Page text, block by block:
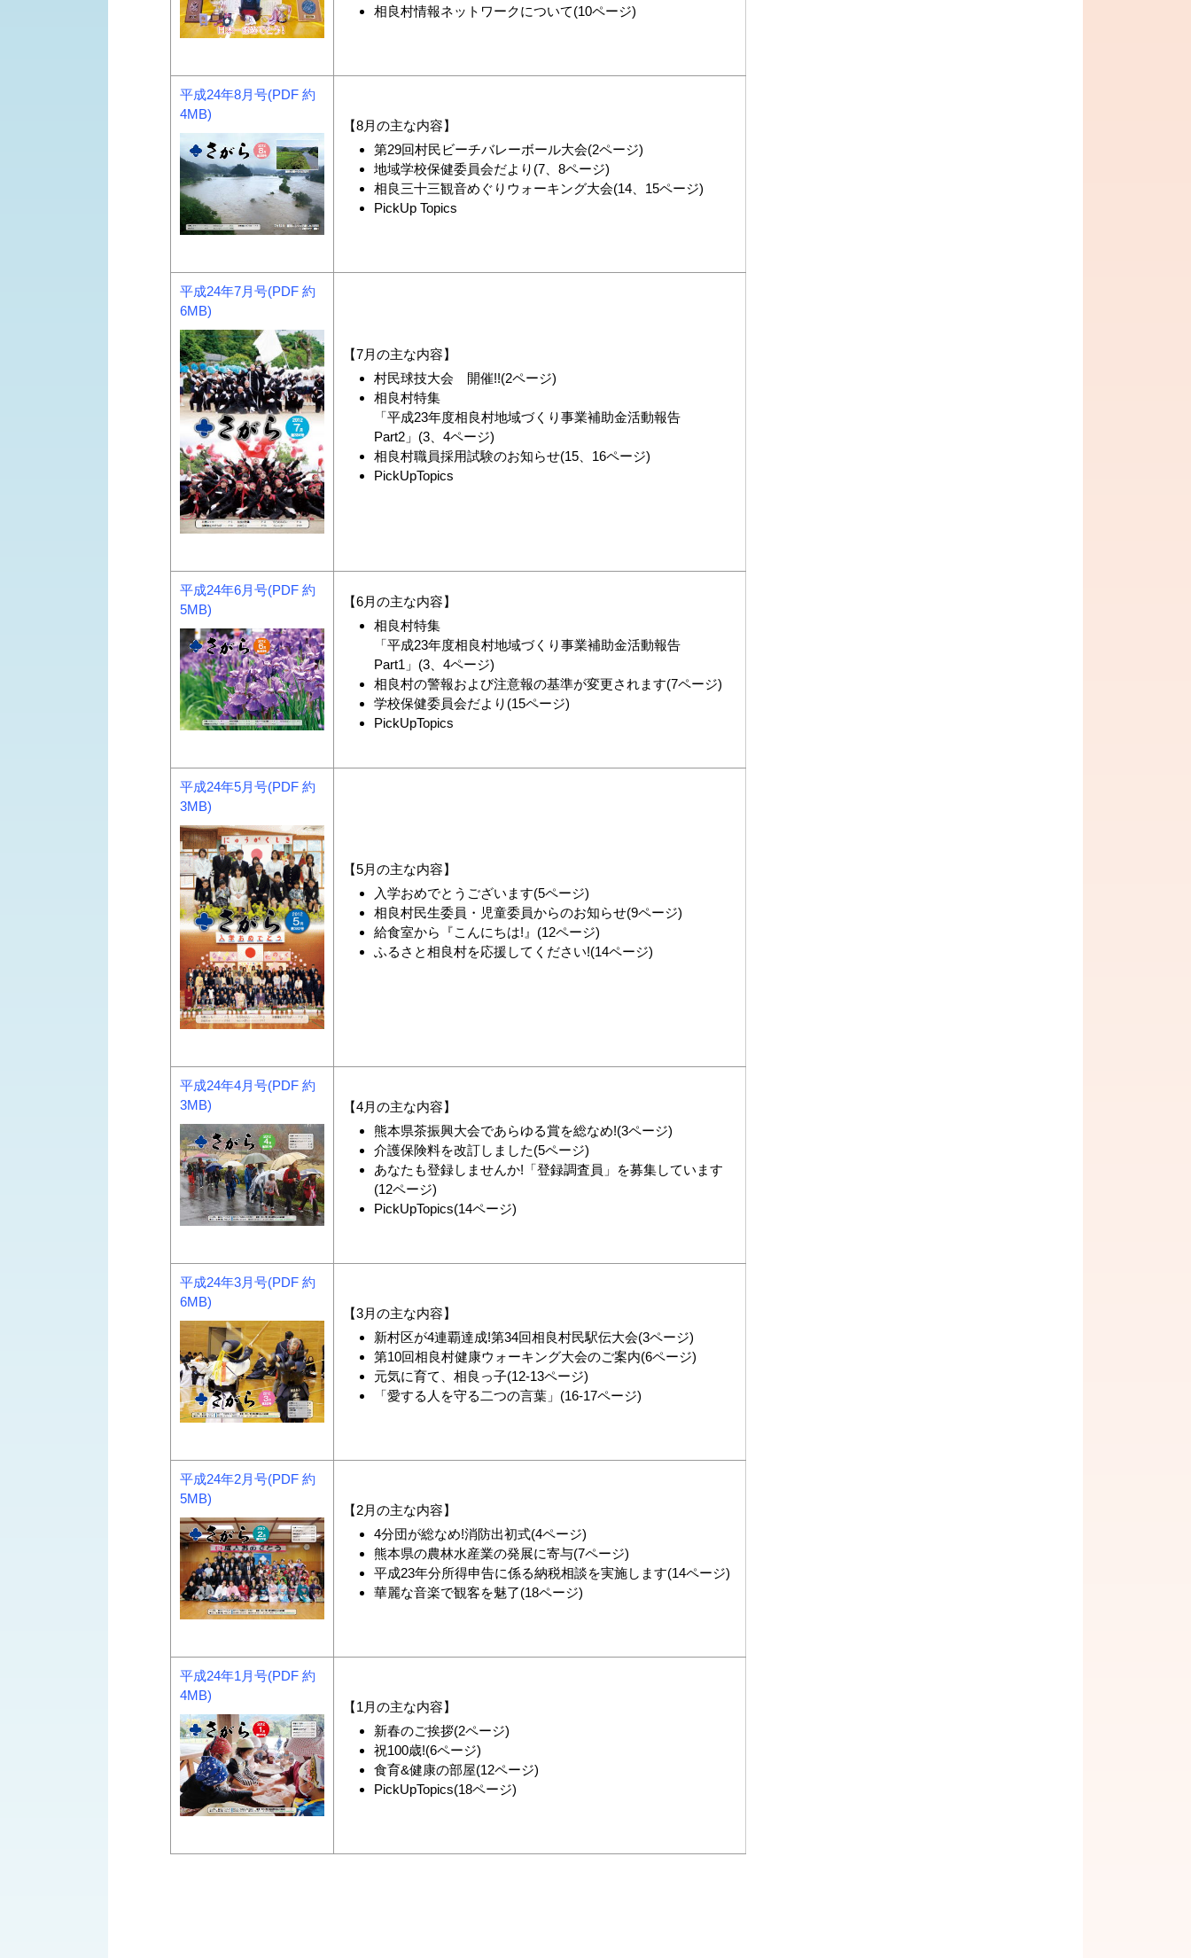
相良村情報ネットワークについて(10ページ)
平成24年8月号(PDF 約
4MB)
【8月の主な内容】
第29回村民ビーチバレーボール大会(2ページ)
地域学校保健委員会だより(7、8ページ)
相良三十三観音めぐりウォーキング大会(14、15ページ)
PickUp Topics
平成24年7月号(PDF 約
6MB)
【7月の主な内容】
村民球技大会 開催!!(2ページ)
相良村特集
「平成23年度相良村地域づくり事業補助金活動報告
Part2」(3、4ページ)
相良村職員採用試験のお知らせ(15、16ページ)
PickUpTopics
平成24年6月号(PDF 約
5MB)
【6月の主な内容】
相良村特集
「平成23年度相良村地域づくり事業補助金活動報告
Part1」(3、4ページ)
相良村の警報および注意報の基準が変更されます(7ページ)
学校保健委員会だより(15ページ)
PickUpTopics
平成24年5月号(PDF 約
3MB)
【5月の主な内容】
入学おめでとうございます(5ページ)
相良村民生委員・児童委員からのお知らせ(9ページ)
給食室から『こんにちは!』(12ページ)
ふるさと相良村を応援してください!(14ページ)
平成24年4月号(PDF 約
3MB)
【4月の主な内容】
熊本県茶振興大会であらゆる賞を総なめ!(3ページ)
介護保険料を改訂しました(5ページ)
あなたも登録しませんか!「登録調査員」を募集しています
(12ページ)
PickUpTopics(14ページ)
平成24年3月号(PDF 約
6MB)
【3月の主な内容】
新村区が4連覇達成!第34回相良村民駅伝大会(3ページ)
第10回相良村健康ウォーキング大会のご案内(6ページ)
元気に育て、相良っ子(12-13ページ)
「愛する人を守る二つの言葉」(16-17ページ)
平成24年2月号(PDF 約
5MB)
【2月の主な内容】
4分団が総なめ!消防出初式(4ページ)
熊本県の農林水産業の発展に寄与(7ページ)
平成23年分所得申告に係る納税相談を実施します(14ページ)
華麗な音楽で観客を魅了(18ページ)
平成24年1月号(PDF 約
4MB)
【1月の主な内容】
新春のご挨拶(2ページ)
祝100歳!(6ページ)
食育&健康の部屋(12ページ)
PickUpTopics(18ページ)